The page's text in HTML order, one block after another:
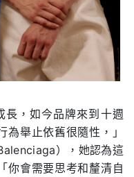
，如今品牌來到十週
舉止依舊很隨性，」
），她認為這
你會需要思考和釐清自